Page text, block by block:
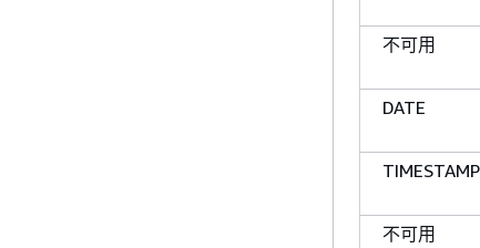
不可用
DATE
TIMESTAMP
不可用